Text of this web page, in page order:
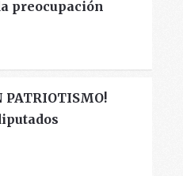
preocupación
PATRIOTISMO!